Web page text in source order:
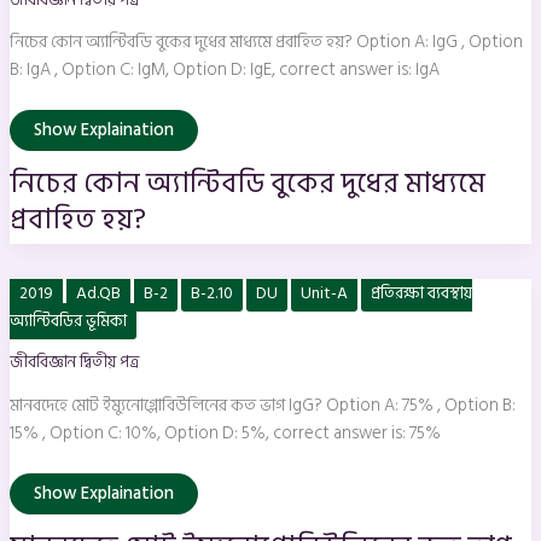
নিচের কোন অ্যান্টিবডি বুকের দুধের মাধ্যমে প্রবাহিত হয়? Option A: IgG , Option
B: IgA , Option C: IgM, Option D: IgE, correct answer is: IgA
মাধ্যমে
হয়?
Show Explaination
নিচের কোন অ্যান্টিবডি বুকের দুধের মাধ্যমে
প্রবাহিত হয়?
2019 Ad.QB B-2 B-2.10 DU Unit-A
প্রতিরক্ষা ব্যবস্থায়
অ্যান্টিবডির ভূমিকা
জীববিজ্ঞান দ্বিতীয় পত্র
মানবদেহে মােট ইম্যুনোগ্লোবিউলিনের কত ভাগ IgG? Option A: 75% , Option B:
15% , Option C: 10%, Option D: 5%, correct answer is: 75%
মানবদেহে
মােট
ইম্যুনোগ্লোবিউলিনের
কত
ভাগ
IgG?
Show Explaination